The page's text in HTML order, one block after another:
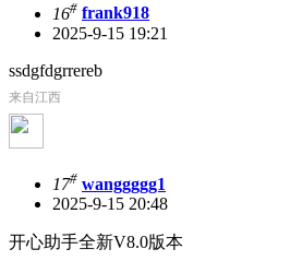
16# frank918
2025-9-15 19:21
ssdgfdgrrereb
来自江西
17# wanggggg1
2025-9-15 20:48
开心助手全新V8.0版本